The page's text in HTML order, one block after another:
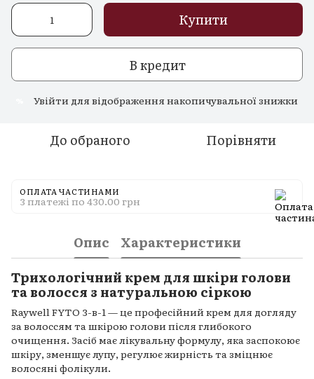
Купити
В кредит
Увійти для відображення накопичувальної знижки
До обраного Порівняти
ОПЛАТА ЧАСТИНАМИ
3 платежі по 430.00 грн
Опис
Характеристики
Трихологічний крем для шкіри голови
та волосся з натуральною сіркою
Raywell FYTO 3-в-1 — це професійний крем для догляду
за волоссям та шкірою голови після глибокого
очищення. Засіб має лікувальну формулу, яка заспокоює
шкіру, зменшує лупу, регулює жирність та зміцнює
волосяні фолікули.